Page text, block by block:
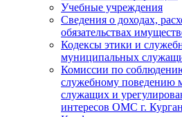
Учебные учреждения
Сведения о доходах,
обязательствах
Кодексы этики и
муниципальных
Комиссии по
служебному поведению
служащих и
интересов ОМС г.